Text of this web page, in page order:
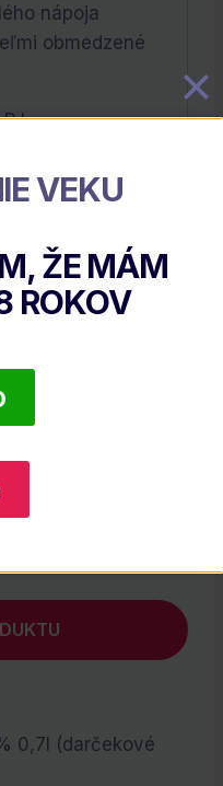
nápoja
obmedzené
(holá Fľaša)
VEKU
ŽE MÁM
ROKOV